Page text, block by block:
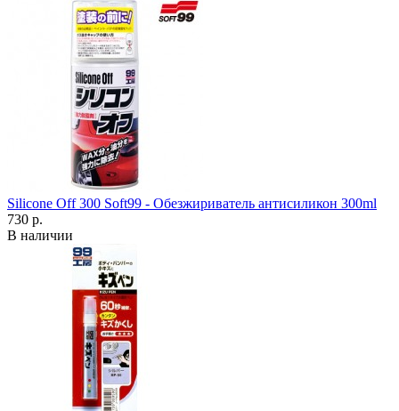
Silicone Off 300 Soft99 - Обезжириватель антисиликон 300ml
730 р.
В наличии